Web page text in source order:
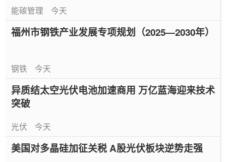
能碳管理 今天
福州市钢铁产业发展专项规划（2025—2030年）
钢铁 今天
异质结太空光伏电池加速商用 万亿蓝海迎来技术
突破
光伏 今天
美国对多晶硅加征关税 A股光伏板块逆势走强